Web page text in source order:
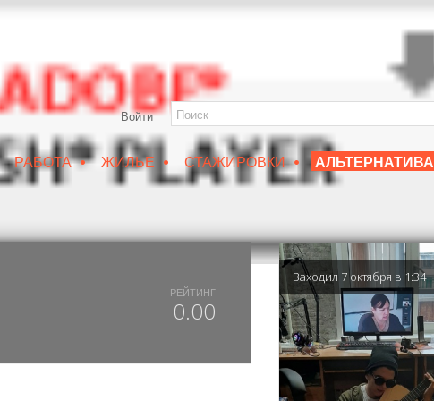
Войти
РАБОТА • ЖИЛЬЕ • СТАЖИРОВКИ • АЛЬТЕРНАТИВА
| DUX 20-19 ДОСТУПНЫЙ ВОРОНЕЖ | ЛЮБИМЫЙ ПРЕПОДАВАТЕЛЬ
РЕЙТИНГ
0.00
Заходил 7 октября в 1:34